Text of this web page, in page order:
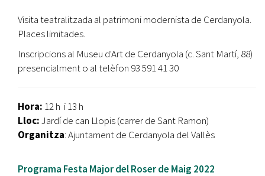
Visita teatralitzada al patrimoni modernista de Cerdanyola.
Places limitades.
Inscripcions al Museu d'Art de Cerdanyola (c. Sant Martí, 88)
presencialment o al telèfon 93 591 41 30
Hora: 12 h i 13 h
Lloc:Jardí de can Llopis (carrer de Sant Ramon)
Organitza: Ajuntament de Cerdanyola del Vallès
Programa Festa Major del Roser de Maig 2022